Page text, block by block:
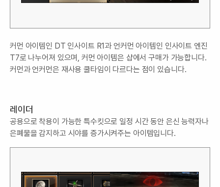
커먼 아이템인 DT 인사이트 R1과 언커먼 아이템인 인사이트 엔진
T7로 나누어져 있으며, 커먼 아이템은 샵에서 구매가 가능합니다.
커먼과 언커먼은 재사용 쿨타임이 다르다는 점이 있습니다.
레이더
공용으로 착용이 가능한 특수킷으로 일정 시간 동안 은신 능력자나
은폐물을 감지하고 시야를 증가시켜주는 아이템입니다.